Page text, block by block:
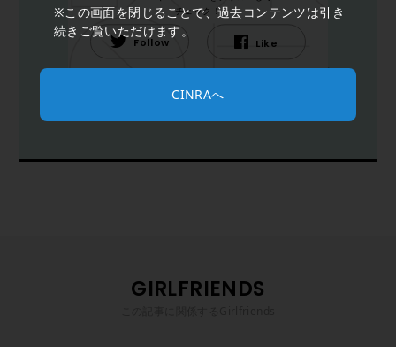
※この画面を閉じることで、過去コンテンツは引き
続きご覧いただけます。
CINRAへ
チェック！
Follow Like
GIRLFRIENDS